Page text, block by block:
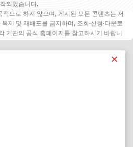
작되었습니다.
으로 하지 않으며, 게시된 모든 콘텐츠는 저
제 및 재배포를 금지하며, 조회·신청·다운로
기관의 공식 홈페이지를 참고하시기 바랍니
✕